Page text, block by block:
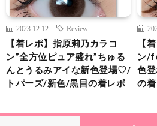
2023.12.12 Review
【着レポ】指原莉乃カラコ
ン”全方位ピュア盛れ”ちゅる
んとうるみアイな新色登場♡/
トパーズ/新色/黒目の着レポ
【
ン/
色
の